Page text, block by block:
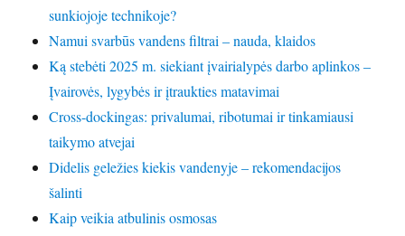
sunkiojoje technikoje?
Namui svarbūs vandens filtrai – nauda, klaidos
Ką stebėti 2025 m. siekiant įvairialypės darbo aplinkos –
Įvairovės, lygybės ir įtraukties matavimai
Cross-dockingas: privalumai, ribotumai ir tinkamiausi
taikymo atvejai
Didelis geležies kiekis vandenyje – rekomendacijos
šalinti
Kaip veikia atbulinis osmosas